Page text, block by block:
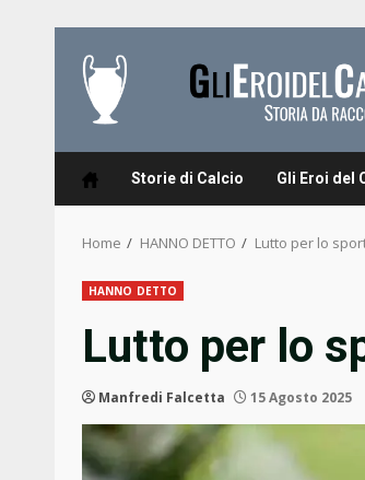
content
Storie di Calcio Gli Eroi del
Home HANNO DETTO Lutto per lo
HANNO DETTO
Lutto per lo
Manfredi Falcetta 15 Agosto 2025